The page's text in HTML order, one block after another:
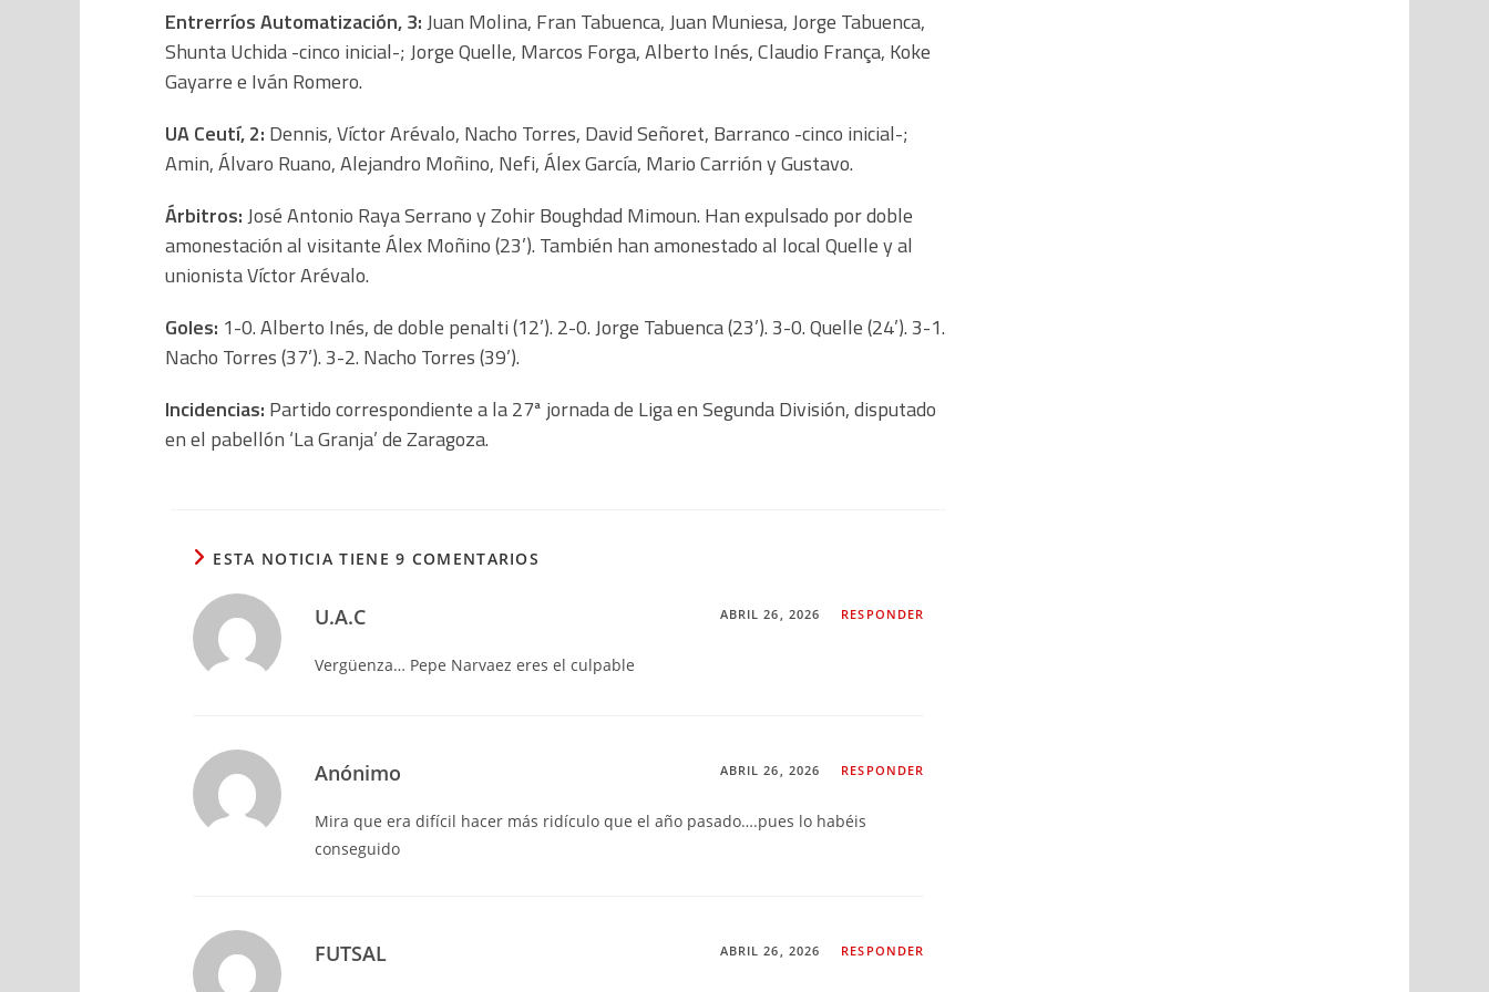
Entrerríos Automatización, 3:Juan Molina, Fran Tabuenca, Juan Muniesa, Jorge Tabuenca,
Shunta Uchida -cinco inicial-; Jorge Quelle, Marcos Forga, Alberto Inés, Claudio França, Koke
Gayarre e Iván Romero.
UA Ceutí, 2: Dennis, Víctor Arévalo, Nacho Torres, David Señoret, Barranco -cinco inicial-;
Amin, Álvaro Ruano, Alejandro Moñino, Nefi, Álex García, Mario Carrión y Gustavo.
Árbitros:José Antonio Raya Serrano y Zohir Boughdad Mimoun. Han expulsado por doble
amonestación al visitante Álex Moñino (23’). También han amonestado al local Quelle y al
unionista Víctor Arévalo.
Goles: 1-0. Alberto Inés, de doble penalti (12’). 2-0. Jorge Tabuenca (23’). 3-0. Quelle (24’). 3-1.
Nacho Torres (37’). 3-2. Nacho Torres (39’).
Incidencias: Partido correspondiente a la 27ª jornada de Liga en Segunda División, disputado
en el pabellón ‘La Granja’ de Zaragoza.
ESTA NOTICIA TIENE 9 COMENTARIOS
U.A.C ABRIL 26, 2026 RESPONDER
Vergüenza… Pepe Narvaez eres el culpable
Anónimo ABRIL 26, 2026 RESPONDER
Mira que era difícil hacer más ridículo que el año pasado….pues lo habéis
conseguido
FUTSAL ABRIL 26, 2026 RESPONDER